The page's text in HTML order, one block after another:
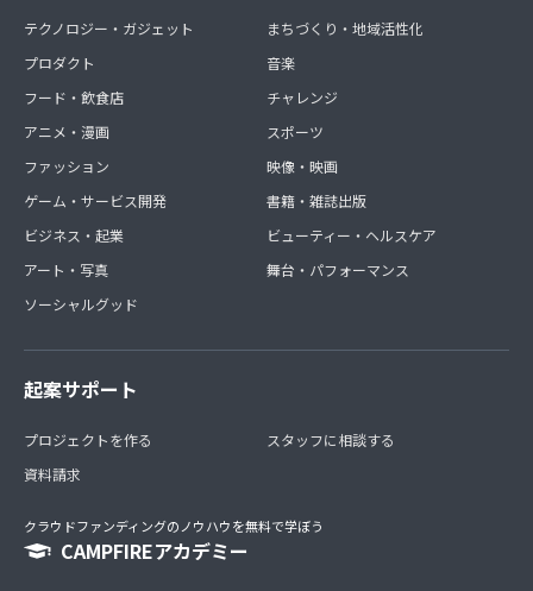
テクノロジー・ガジェット
プロダクト
フード・飲食店
アニメ・漫画
ファッション
ゲーム・サービス開発
ビジネス・起業
アート・写真
ソーシャルグッド
まちづくり・地域活性化
音楽
チャレンジ
スポーツ
映像・映画
書籍・雑誌出版
ビューティー・ヘルスケア
舞台・パフォーマンス
起案サポート
プロジェクトを作る
資料請求
スタッフに相談する
クラウドファンディングのノウハウを無料で学ぼう
CAMPFIREアカデミー